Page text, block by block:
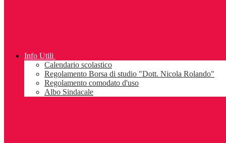
Info Utili
Calendario scolastico
Regolamento Borsa di studio "Dott. Nicola Rolando"
Regolamento comodato d'uso
Albo Sindacale